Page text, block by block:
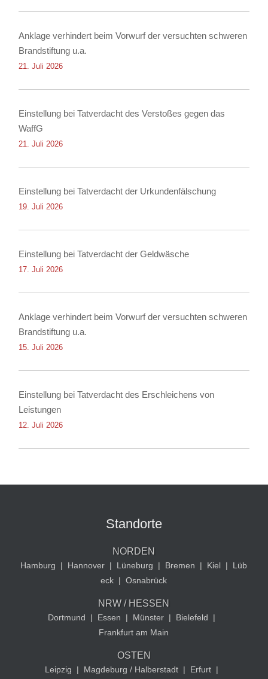
Anklage verhindert beim Vorwurf der versuchten schweren
Brandstiftung u.a.
21. Juli 2026
Einstellung bei Tatverdacht des Verstoßes gegen das
WaffG
21. Juli 2026
Einstellung bei Tatverdacht der Urkundenfälschung
19. Juli 2026
Einstellung bei Tatverdacht der Geldwäsche
17. Juli 2026
Anklage verhindert beim Vorwurf der versuchten schweren
Brandstiftung u.a.
15. Juli 2026
Einstellung bei Tatverdacht des Erschleichens von
Leistungen
12. Juli 2026
Standorte
NORDEN
Hamburg | Hannover | Lüneburg | Bremen | Kiel |
Lüb
eck | Osnabrück
NRW / HESSEN
Dortmund | Essen | Münster | Bielefeld
|
Frankfurt am Main
OSTEN
Leipzig | Magdeburg / Halberstadt | Erfurt |